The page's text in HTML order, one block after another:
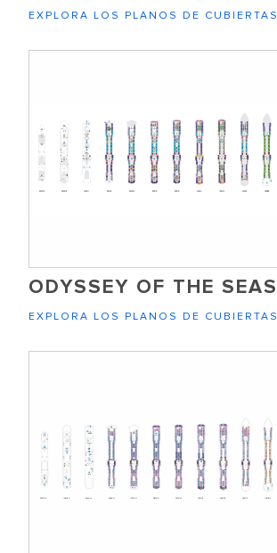
EXPLORA LOS PLANOS DE CUBIERTAS
ODYSSEY OF THE SEAS
EXPLORA LOS PLANOS DE CUBIERTAS